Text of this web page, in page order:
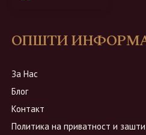
ОПШТИ
За Нас
Блог
Контакт
Политика на приватност и